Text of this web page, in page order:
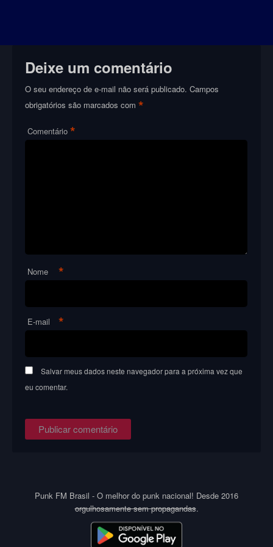
Deixe um comentário
O seu endereço de e-mail não será publicado. Campos
obrigatórios são marcados com*
Comentário *
Nome *
E-mail *
Salvar meus dados neste navegador para a próxima vez que
eu comentar.
Punk FM Brasil - O melhor do punk nacional! Desde 2016
orgulhosamente sem propagandas.